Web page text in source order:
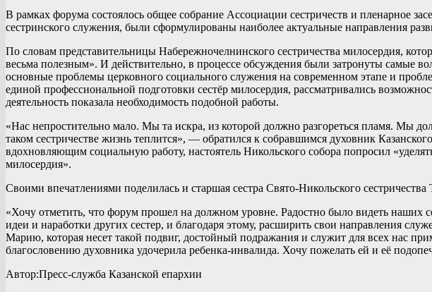
В рамках форума состоялось общее собрание Ассоциации сестричеств и пленарное
сестринского служения, были сформулированы наиболее актуальные направления
По словам представительницы Набережночелнинского сестричества милосердия,
весьма полезным». И действительно, в процессе обсуждения были затронуты самые
основные проблемы церковного социального служения на современном этапе и
единой профессиональной подготовки сестёр милосердия, рассматривались
деятельность показала необходимость подобной работы.
«Нас непростительно мало. Мы та искра, из которой должно разгореться пламя. Мы
таком сестричестве жизнь теплится», — обратился к собравшимся духовник
вдохновляющим социальную работу, настоятель Никольского собора попросил
милосердия».
Своими впечатлениями поделилась и старшая сестра Свято-Никольского
«Хочу отметить, что форум прошел на должном уровне. Радостно было видеть наших
идеи и наработки других сестер, и благодаря этому, расширить свои направления
Марию, которая несет такой подвиг, достойный подражания и служит для всех нас
благословению духовника удочерила ребенка-инвалида. Хочу пожелать ей и её
Автор:Пресс-служба Казанской епархии